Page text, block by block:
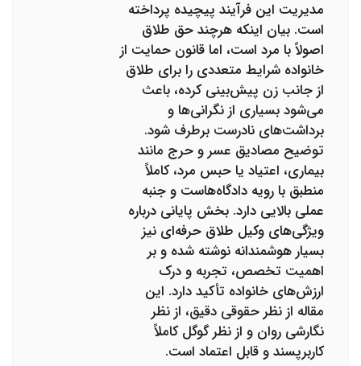
مدیریت این فرآیند پیچیده پرداخته
است. بیان اینکه هرچند حق طلاق
اصولاً با مرد است، اما قانون حمایت از
خانواده شرایط متعددی را برای طلاق
از جانب زن پیش‌بینی کرده، باعث
می‌شود بسیاری از نگرانی‌ها و
برداشت‌های نادرست برطرف شود.
توضیح مصادیق عسر و حرج مانند
بیماری، اعتیاد یا حبس مرد، کاملاً
منطبق با رویه دادگاه‌هاست و جنبه
عملی بالایی دارد. بخش پایانی درباره
ویژگی‌های وکیل طلاق حرفه‌ای نیز
بسیار هوشمندانه نوشته شده و بر
اهمیت تخصص، تجربه و درک
ارزش‌های خانواده تأکید دارد. این
مقاله از نظر حقوقی دقیق، از نظر
نگارشی روان و از نظر گوگل کاملاً
کاربرپسند و قابل اعتماد است.